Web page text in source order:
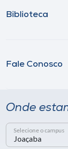
Biblioteca
Fale Conosco
Onde
Selecione o campus